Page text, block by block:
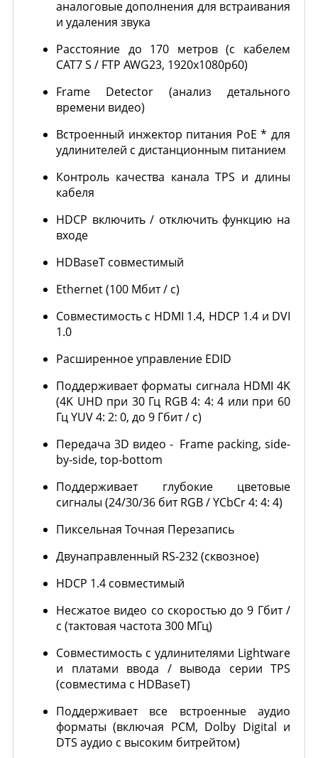
аналоговые дополнения для встраивания
и удаления звука
Расстояние до 170 метров (с кабелем
CAT7 S / FTP AWG23, 1920x1080p60)
Frame Detector (анализ детального
времени видео)
Встроенный инжектор питания PoE * для
удлинителей с дистанционным питанием
Контроль качества канала TPS и длины
кабеля
HDCP включить / отключить функцию на
входе
HDBaseT совместимый
Ethernet (100 Мбит / с)
Совместимость с HDMI 1.4, HDCP 1.4 и DVI
1.0
Расширенное управление EDID
Поддерживает форматы сигнала HDMI 4K
(4K UHD при 30 Гц RGB 4: 4: 4 или при 60
Гц YUV 4: 2: 0, до 9 Гбит / с)
Передача 3D видео - Frame packing, side-
by-side, top-bottom
Поддерживает глубокие цветовые
сигналы (24/30/36 бит RGB / YCbCr 4: 4: 4)
Пиксельная Точная Перезапись
Двунаправленный RS-232 (сквозное)
HDCP 1.4 совместимый
Несжатое видео со скоростью до 9 Гбит /
с (тактовая частота 300 МГц)
Совместимость с удлинителями Lightware
и платами ввода / вывода серии TPS
(совместима с HDBaseT)
Поддерживает все встроенные аудио
форматы (включая PCM, Dolby Digital и
DTS аудио с высоким битрейтом)